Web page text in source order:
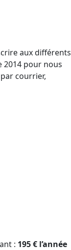
aux différents
2014 pour nous
courrier,
: 195 € l’année